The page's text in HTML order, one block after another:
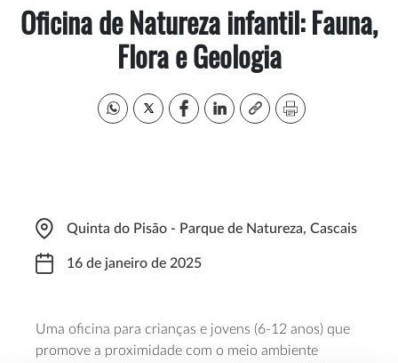
Oficina de Natureza infantil: Fauna,
Flora e Geologia
Quinta do Pisão - Parque de Natureza, Cascais
16 de janeiro de 2025
Uma oficina para crianças e jovens (6-12 anos) que
promove a proximidade com o meio ambiente